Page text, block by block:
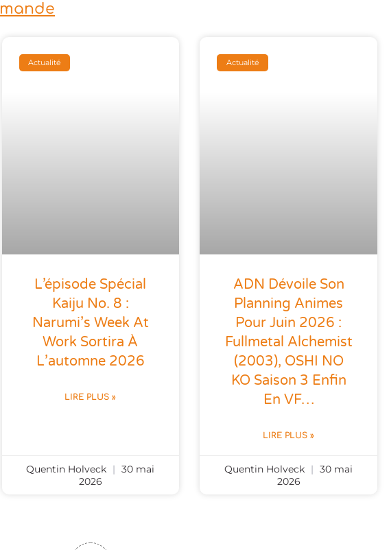
Actualité
L’épisode Spécial
Kaiju No. 8 :
Narumi’s Week At
Work Sortira À
L’automne 2026
LIRE PLUS »
Quentin Holveck
30 mai
2026
Actualité
ADN Dévoile Son
Planning Animes
Pour Juin 2026 :
Fullmetal Alchemist
(2003), OSHI NO
KO Saison 3 Enfin
En VF…
LIRE PLUS »
Quentin Holveck
30 mai
2026